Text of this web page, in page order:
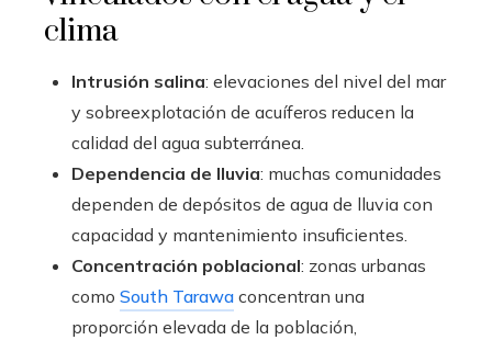
clima
Intrusión salina: elevaciones del nivel del mar
y sobreexplotación de acuíferos reducen la
calidad del agua subterránea.
Dependencia de lluvia: muchas comunidades
dependen de depósitos de agua de lluvia con
capacidad y mantenimiento insuficientes.
Concentración poblacional: zonas urbanas
como South Tarawa concentran una
proporción elevada de la población,